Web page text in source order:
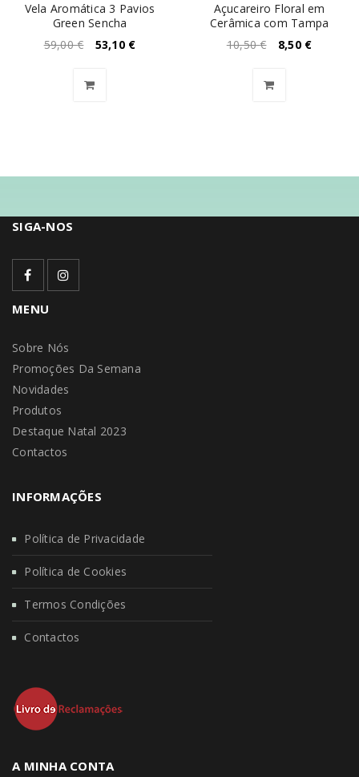
Vela Aromática 3 Pavios
Green Sencha
59,00€ 53,10 €
Açucareiro Floral em
Cerâmica com Tampa
10,50€ 8,50 €
SIGA-NOS
MENU
Sobre Nós
Promoções Da Semana
Novidades
Produtos
Destaque Natal 2023
Contactos
INFORMAÇÕES
Política de Privacidade
Política de Cookies
Termos Condições
Contactos
A MINHA CONTA